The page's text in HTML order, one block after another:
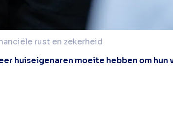
rust en zekerheid
huiseigenaren moeite hebben om